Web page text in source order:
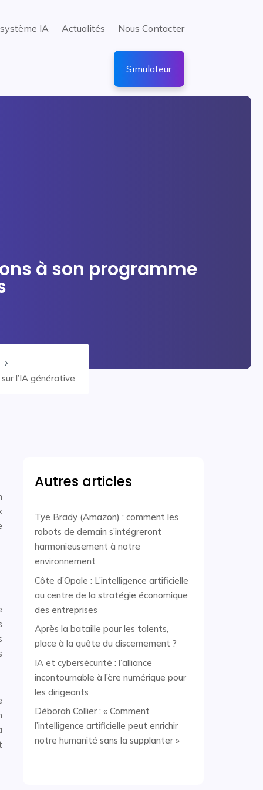
IA Actualités Nous Contacter
Simulateur
à son programme
5
l’IA générative
Autres articles
Tye Brady (Amazon) : comment les
robots de demain s’intégreront
harmonieusement à notre
environnement
Côte d’Opale : L’intelligence artificielle
au centre de la stratégie économique
des entreprises
Après la bataille pour les talents,
place à la quête du discernement ?
IA et cybersécurité : l’alliance
incontournable à l’ère numérique pour
les dirigeants
Déborah Collier : « Comment
l’intelligence artificielle peut enrichir
notre humanité sans la supplanter »